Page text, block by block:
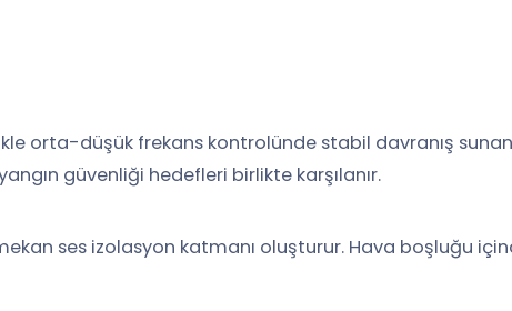
orta-düşük frekans kontrolünde stabil davranış
güvenliği hedefleri birlikte karşılanır.
ses izolasyon katmanı oluşturur. Hava boşluğu